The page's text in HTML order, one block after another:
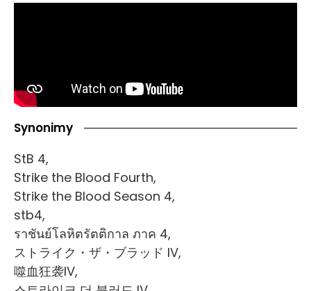
Synonimy
StB 4,
Strike the Blood Fourth,
Strike the Blood Season 4,
stb4,
ราชันย์โลหิตรัตติกาล ภาค 4,
ストライク・ザ・ブラッド IV,
噬血狂袭IV,